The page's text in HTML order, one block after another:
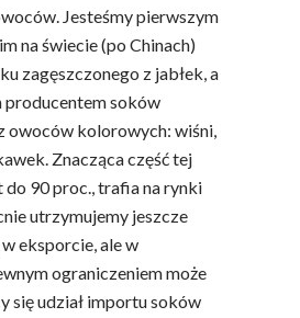
Jesteśmy pierwszym
na świecie (po Chinach)
zagęszczonego z jabłek, a
producentem soków
owoców kolorowych: wiśni,
Znacząca część tej
90 proc., trafia na rynki
utrzymujemy jeszcze
eksporcie, ale w
ograniczeniem może
się udział importu soków